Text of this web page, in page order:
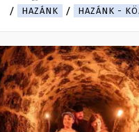
HAZÁNK
HAZÁNK -